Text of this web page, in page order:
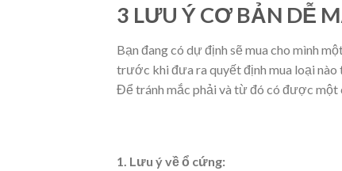
3 LƯU Ý CƠ BẢN DỄ
Bạn đang có dự định sẽ mua cho mình
trước khi đưa ra quyết định mua loại
Để tránh mắc phải và từ đó có được một
1. Lưu ý về ổ cứng: